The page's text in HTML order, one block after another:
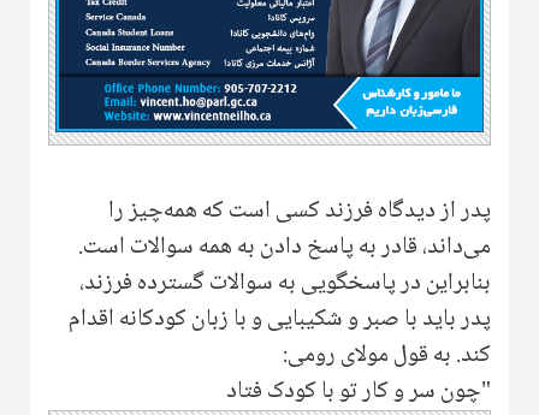
پدر از دیدگاه فرزند کسی است که همه‌چیز را
می‌داند، قادر به پاسخ دادن به همه سوالات است.
بنابراین در پاسخگویی به سوالات گسترده فرزند،
پدر باید با صبر و شکیبایی و با زبان کودکانه اقدام
کند. به قول مولای رومی:
"چون سر و کار تو با کودک فتاد